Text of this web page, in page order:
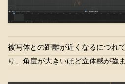
被写体との距離が近くなるにつれ
り、角度が大きいほど立体感が強ま